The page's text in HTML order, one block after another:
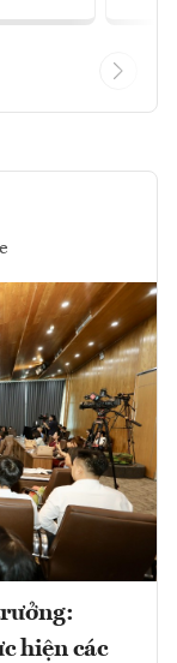
hiện các